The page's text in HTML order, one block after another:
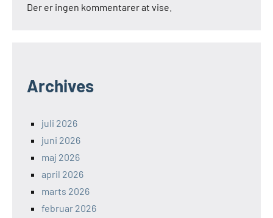
Der er ingen kommentarer at vise.
Archives
juli 2026
juni 2026
maj 2026
april 2026
marts 2026
februar 2026